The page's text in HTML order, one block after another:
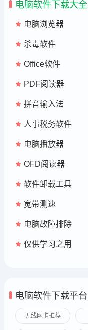
电脑软件下载大全
电脑浏览器
杀毒软件
Office软件
PDF阅读器
拼音输入法
人事税务软件
电脑播放器
OFD阅读器
软件卸载工具
宽带测速
电脑故障排除
仅供学习之用
电脑软件下载平台
无线网卡推荐